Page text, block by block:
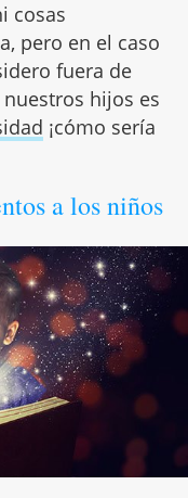
cosas
pero en el caso
fuera de
hijos es
¡cómo sería
a los niños